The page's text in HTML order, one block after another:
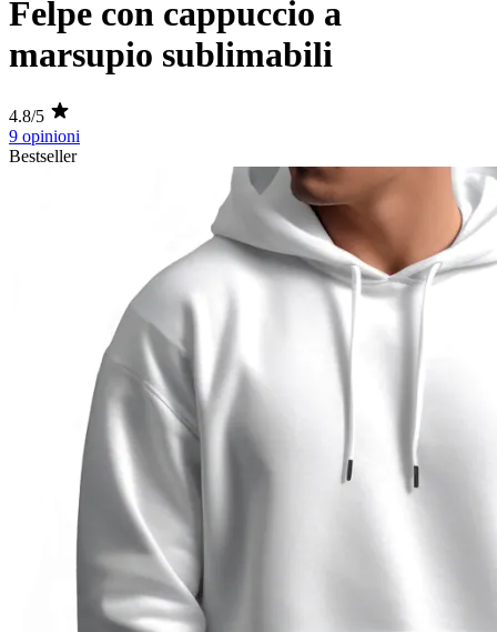
Felpe con cappuccio a
marsupio sublimabili
4.8/5
9 opinioni
Bestseller